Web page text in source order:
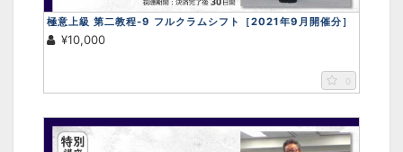
極意上級 第二教程-9 フルクラムシフト［2021年9月開催分］
¥10,000
0